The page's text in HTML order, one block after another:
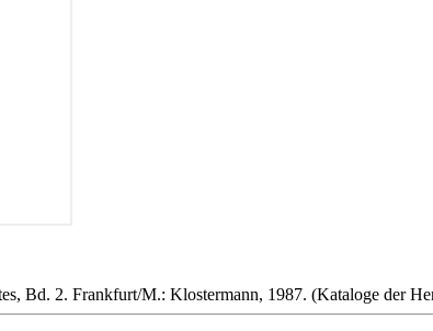
Bd. 2. Frankfurt/M.: Klostermann, 1987. (Kataloge der